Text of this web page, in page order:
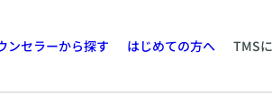
ンセラーから探す はじめての方へ TMS